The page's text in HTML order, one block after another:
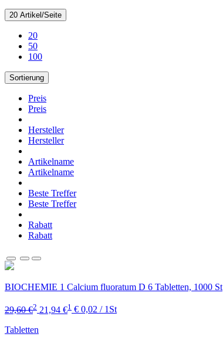
20 Artikel/Seite
20
50
100
Sortierung
Preis
Preis
Hersteller
Hersteller
Artikelname
Artikelname
Beste Treffer
Beste Treffer
Rabatt
Rabatt
BIOCHEMIE 1 Calcium fluoratum D 6 Tabletten, 1000 St
29,60 €2 21,94 €1 € 0,02 / 1St
Tabletten